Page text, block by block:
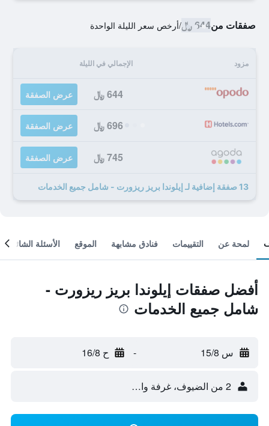
صفقات من644 ﷼ /أرخص سعر الليلة الواحدة
مزود الإجمالي في الليلة
644 ﷼ عرض الصفقة
696 ﷼ عرض الصفقة
745 ﷼ عرض الصفقة
13 صفقة إضافية لـ إيلوندا بريز ريزورت - شامل جميع الخدمات
لمحة عن التقييمات فنادق مشابهة الموقع الأسئلة الشائعة
أفضل صفقات إيلوندا بريز ريزورت -
شامل جميع الخدمات
س 15/8 - ح 16/8
2 من الضيوف، غرفة واحدة